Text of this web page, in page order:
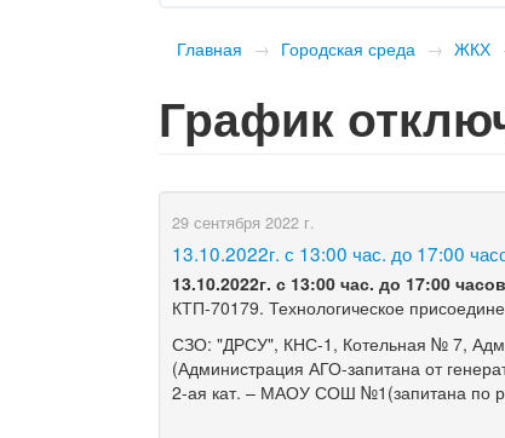
Главная → Городская среда → ЖКХ
График
29 сентября 2022 г.
13.10.2022г. с 13:00 час. до 17:00
13.10.2022г. с 13:00 час. до 17:00 часов
КТП-70179. Технологическое
СЗО: "ДРСУ", КНС-1, Котельная № 7,
(Администрация АГО-запитана от
2-ая кат. – МАОУ СОШ №1(запитана по